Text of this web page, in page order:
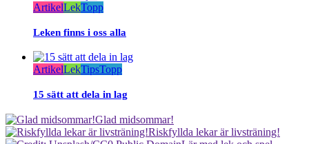
ArtikelLekTopp
Leken finns i oss alla
ArtikelLekTipsTopp
15 sätt att dela in lag
Glad midsommar!
Riskfyllda lekar är livsträning!